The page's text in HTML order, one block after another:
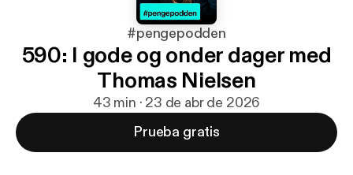
#pengepodden
590: I gode og onder dager med
Thomas Nielsen
43 min · 23 de abr de 2026
Prueba gratis